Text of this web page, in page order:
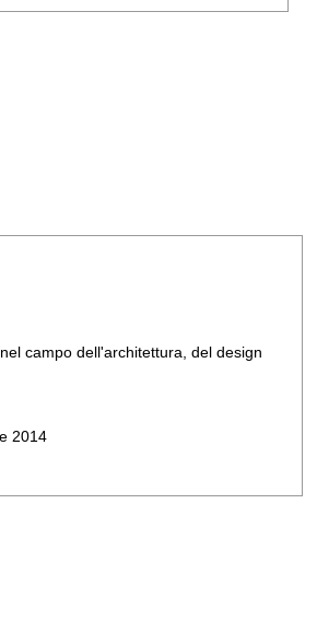
campo dell'architettura, del design
2014